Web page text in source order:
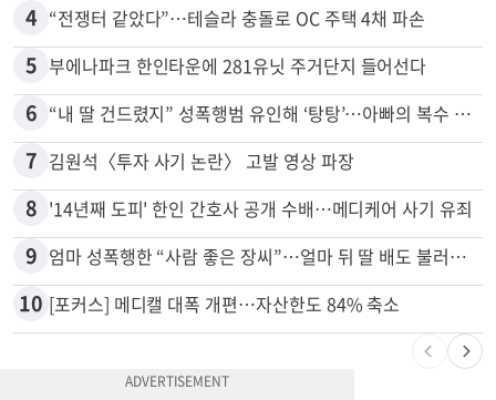
3 40만명 SSI<생활보조금> 월 331불 깎이나
4 “전쟁터 같았다”…테슬라 충돌로 OC 주택 4채 파손
5 부에나파크 한인타운에 281유닛 주거단지 들어선다
6
7 김원석〈투자 사기 논란〉 고발 영상 파장
8 '14년째 도피' 한인 간호사 공개 수배…메디케어 사기 유죄
9